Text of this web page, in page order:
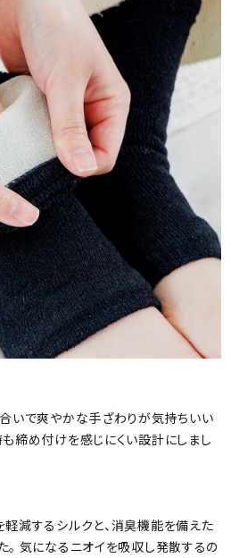
いで爽やかな手ざわりが気持ちいい
締め付けを感じにくい設計にしまし
減するシルクと、消臭機能を備えた
気になるニオイを吸収し発散するの